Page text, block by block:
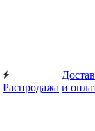
Распродажа и